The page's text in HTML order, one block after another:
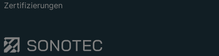
Zertifizierungen